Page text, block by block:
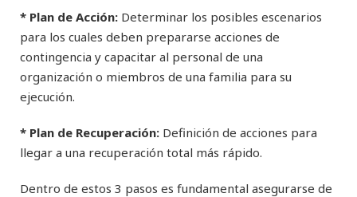
* Plan de Acción: Determinar los posibles escenarios
para los cuales deben prepararse acciones de
contingencia y capacitar al personal de una
organización o miembros de una familia para su
ejecución.
* Plan de Recuperación: Definición de acciones para
llegar a una recuperación total más rápido.
Dentro de estos 3 pasos es fundamental asegurarse de